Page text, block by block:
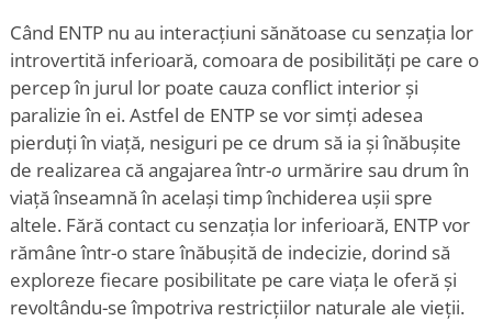
Când ENTP nu au interacțiuni sănătoase cu senzația lor
introvertită inferioară, comoara de posibilități pe care o
percep în jurul lor poate cauza conflict interior și
paralizie în ei. Astfel de ENTP se vor simți adesea
pierduți în viață, nesiguri pe ce drum să ia și înăbușite
de realizarea că angajarea într-o urmărire sau drum în
viață înseamnă în același timp închiderea ușii spre
altele. Fără contact cu senzația lor inferioară, ENTP vor
rămâne într-o stare înăbușită de indecizie, dorind să
exploreze fiecare posibilitate pe care viața le oferă și
revoltându-se împotriva restricțiilor naturale ale vieții.